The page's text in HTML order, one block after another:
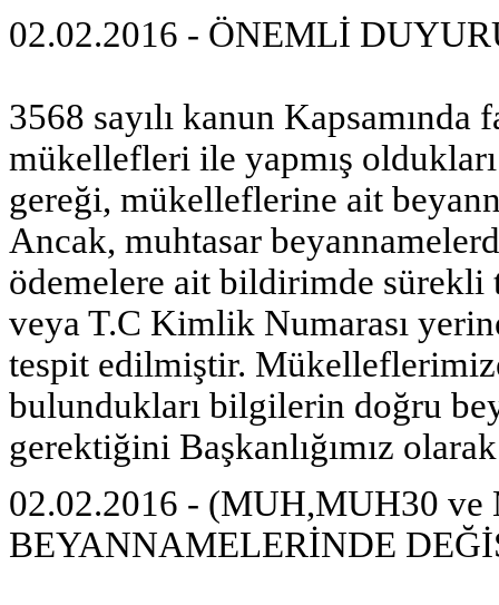
02.02.2016 - ÖNEMLİ
3568 sayılı kanun
mükellefleri ile yapmış
gereği, mükelleflerine ait
Ancak, muhtasar
ödemelere ait bildirimde
veya T.C Kimlik Numarası
tespit edilmiştir.
bulundukları bilgilerin doğru
gerektiğini Başkanlığımız
02.02.2016 - (MUH,MUH30
BEYANNAMELERİNDE